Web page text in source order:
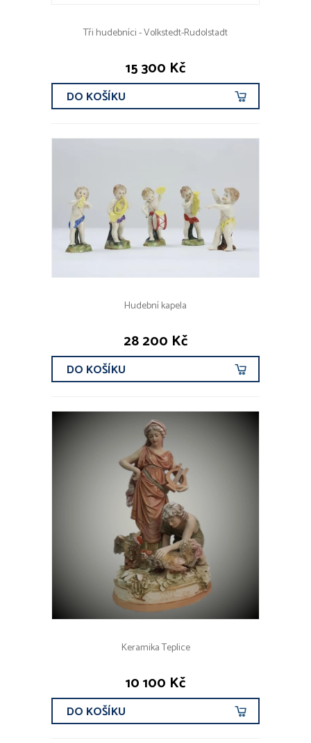
Tři hudebníci - Volkstedt-Rudolstadt
15 300 Kč
DO KOŠÍKU
Hudební kapela
28 200 Kč
DO KOŠÍKU
Keramika Teplice
10 100 Kč
DO KOŠÍKU